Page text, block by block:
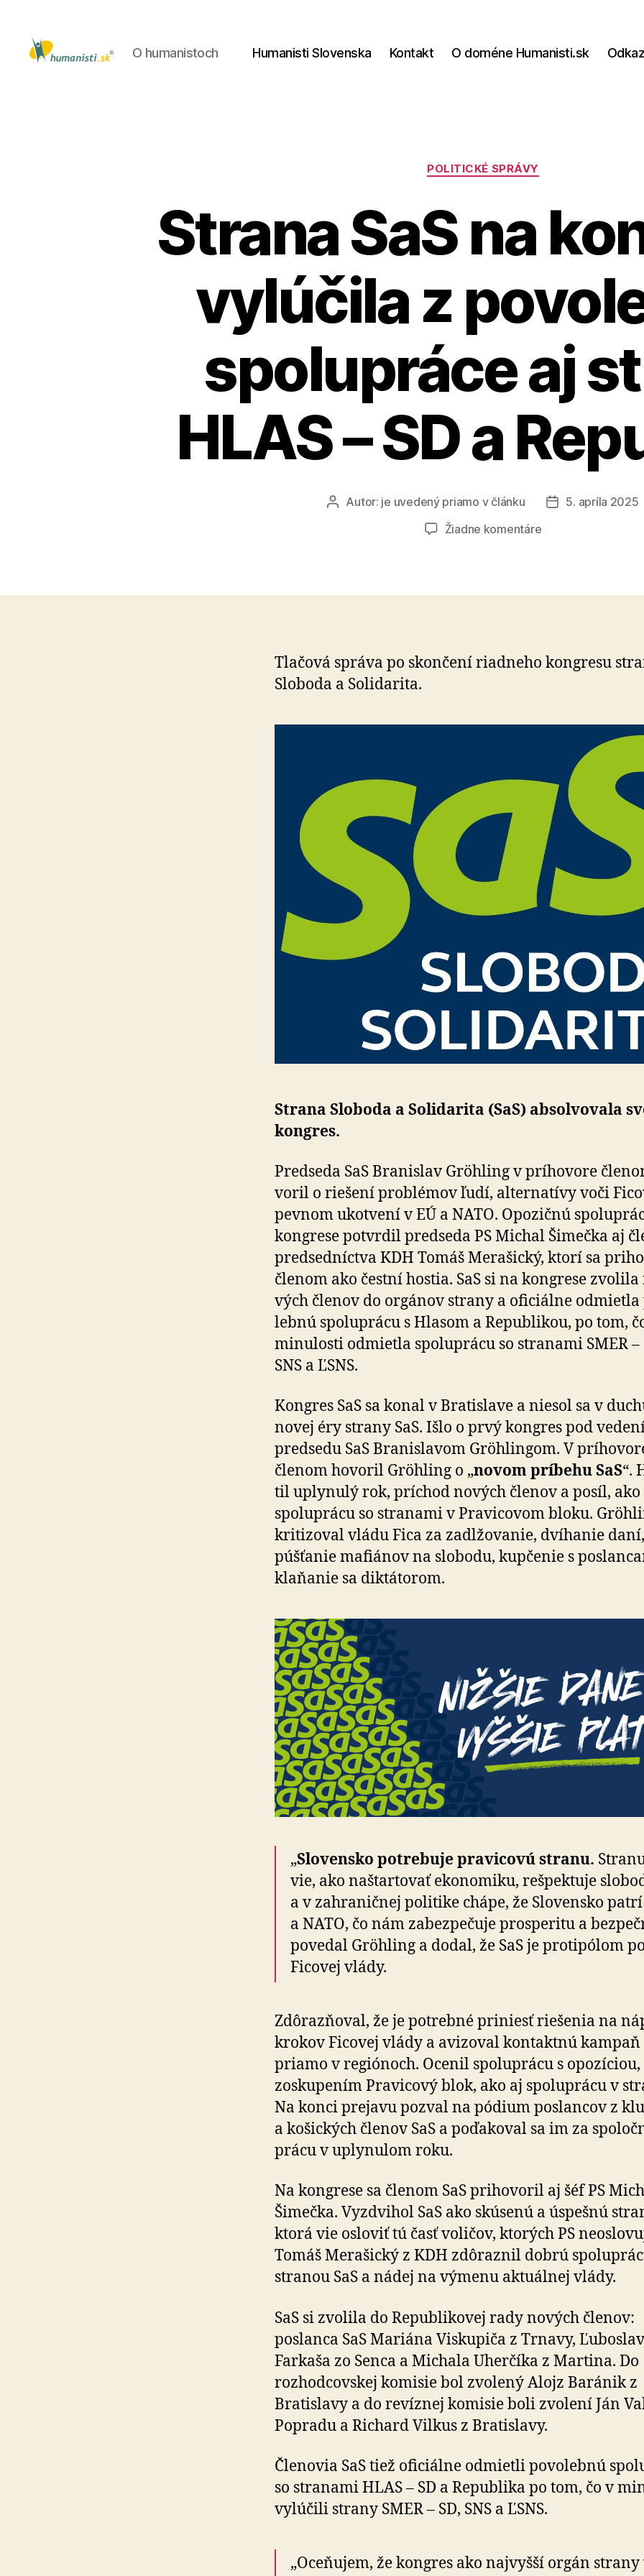
O humanistoch Humanisti Slovenska Kontakt O doméne Humanisti.sk
Kategórie
POLITICKÉ SPRÁVY
Strana SaS na
vylúčila z
spolupráce aj
HLAS – SD a
AutorAutor: je uvedený priamo v článku
Dátum
5. apríla 2025
Žiadne komentárena
kongrese
spolupráce
Republika
Tlačová správa po skončení riadneho kongresu
Sloboda a Solidarita.
Strana Sloboda a Solidarita (SaS) absolvovala
kongres.
Predseda SaS Branislav Gröhling v príhovore
vo­ril o riešení problémov ľudí, alternatívy voči
pevnom ukotvení v EÚ a NATO. Opozičnú
kongrese potvrdil predseda PS Michal Šimečka aj
predsedníctva KDH Tomáš Merašický, ktorí sa
členom ako čestní hostia. SaS si na kongrese
vých členov do orgánov strany a oficiálne
leb­nú spoluprácu s Hlasom a Republikou, po tom,
minulosti odmietla spoluprácu so stranami SMER –
SNS a ĽSNS.
Kongres SaS sa konal v Bratislave a niesol sa v
novej éry strany SaS. Išlo o prvý kongres pod
predsedu SaS Branislavom Gröhlingom. V
členom hovoril Gröhling o „novom príbehu SaS“.
til uplynulý rok, príchod nových členov a posíl, ako
spoluprácu so stranami v Pravicovom bloku.
kritizoval vládu Fica za zadlžovanie, dvíhanie daní,
púšťanie mafiánov na slobodu, kupčenie s
klaňanie sa diktátorom.
„Slovensko potrebuje pravicovú stranu.
vie, ako naštartovať ekonomiku, rešpektuje
a v zahraničnej politike chápe, že Slovensko patrí
a NATO, čo nám zabezpečuje prosperitu a
povedal Gröhling a dodal, že SaS je pro­ti­pó­lom
Ficovej vlády.
Zdôrazňoval, že je potrebné priniesť riešenia na
krokov Ficovej vlády a avizoval kontaktnú kampaň
priamo v regiónoch. Ocenil spoluprácu s opozíciou,
zoskupením Pravicový blok, ako aj spoluprácu v
Na konci prejavu pozval na pódium poslancov z
a košických členov SaS a poďakoval sa im za
prácu v uplynulom roku.
Na kongrese sa členom SaS prihovoril aj šéf PS
Šimečka. Vyzdvihol SaS ako skúsenú a úspešnú
ktorá vie osloviť tú časť voličov, ktorých PS
Tomáš Merašický z KDH zdôraznil dobrú
stranou SaS a nádej na výmenu aktuálnej vlády.
SaS si zvolila do Republikovej rady nových členov:
poslanca SaS Mariána Viskupiča z Trnavy,
Farkaša zo Senca a Michala Uherčíka z Martina. Do
rozhodcovskej komisie bol zvolený Alojz Baránik z
Bratislavy a do revíznej komisie boli zvolení Ján
Popradu a Richard Vilkus z Bratislavy.
Členovia SaS tiež oficiálne odmietli povolebnú
so stranami HLAS – SD a Republika po tom, čo v
vylúčili strany SMER – SD, SNS a ĽSNS.
„Oceňujem, že kongres ako najvyšší orgán